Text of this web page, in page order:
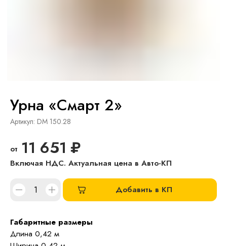
Урна «Смарт 2»
Артикул: DM 150.28
11 651 ₽
Добавить в КП
Габаритные размеры
Длина 0,42 м